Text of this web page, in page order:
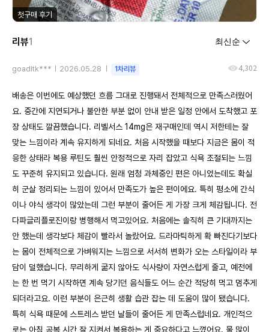
첫구매 후기
리뷰1
goadltk*** 2026.05.28 1차리뷰 4,302
배송은 이번에도 예상했던 흐름 그대로 진행돼서 전체적으로 만족스러웠어
요. 중간에 지연되거나 불안한 부분 없이 안내 받은 일정 안에서 도착했고 포
장 상태도 깔끔했습니다. 리벨서스 14mg은 재구매인데 역시 저한테는 잘
맞는 느낌이라 계속 유지하게 되네요. 처음 시작했을 때보다 지금은 몸이 적
응한 상태라 복용 루틴도 훨씬 안정적으로 자리 잡았고 식욕 조절되는 느낌
도 꾸준히 유지되고 있습니다. 원래 엄청 과체중인 편은 아니었는데도 확실
히 군살 정리되는 느낌이 있어서 만족도가 높은 편이에요. 특히 평소에 간식
이나 야식 생각이 많았는데 그런 부분이 줄어든 게 가장 크게 체감됩니다. 전
다파글리플로진이랑 병행해서 먹고있어요. 처음에는 솔직히 큰 기대까지는
안 했는데 생각보다 체감이 빨라서 놀랐어요. 드라마틱하게 확 빠진다기보다
는 몸이 전체적으로 가벼워지는 느낌으로 서서히 변화가 오는 스타일이라 부
담이 덜했습니다. 무리하게 굶지 않아도 식사량이 자연스럽게 줄고, 예전에
는 한 번 먹기 시작하면 계속 당기던 음식들도 어느 순간 적당히 먹고 멈추게
되더라고요. 이런 부분이 은근히 생활 습관 잡는 데 도움이 많이 됐습니다.
특히 식욕 때문에 스트레스 받던 날들이 줄어든 게 만족스럽네요. 개인적으
로는 아침 공복 시간 잘 지켜서 복용하는 게 중요하다고 느꼈어요. 물 많이